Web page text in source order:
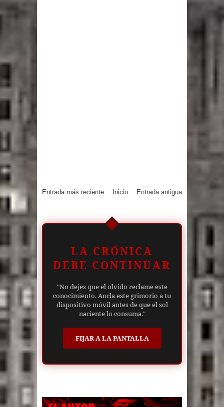
Entrada más reciente Entrada antigua
Inicio
LA CRÓNICA
DEBE CONTINUAR
"No dejes que el olvido reclame este
conocimiento. Ancla este grimorio a tu
dispositivo móvil antes de que el sol
naciente lo consuma."
FIJAR A LA PANTALLA